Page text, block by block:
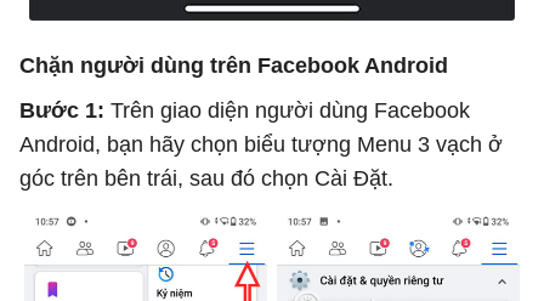
Chặn người dùng trên Facebook Android
Bước 1: Trên giao diện người dùng Facebook
Android, bạn hãy chọn biểu tượng Menu 3 vạch ở
góc trên bên trái, sau đó chọn Cài Đặt.